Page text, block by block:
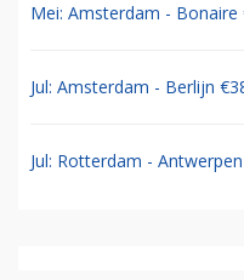
Mei: Amsterdam - Bonaire
Jul: Amsterdam - Berlijn
Jul: Rotterdam -